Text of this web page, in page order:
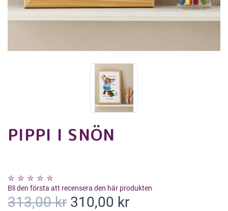
PIPPI I SNÖN
Bli den första att recensera den här produkten
313,00 kr 310,00 kr